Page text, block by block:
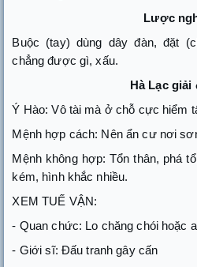
Lược
Buộc (tay) dùng dây đàn, đặt
chẳng được gì, xấu.
Hà Lạc giải
Ý Hào: Vô tài mà ở chỗ cực hiểm
Mệnh hợp cách: Nên ẩn cư nơi
Mệnh không hợp: Tổn thân, phá
kém, hình khắc nhiều.
XEM TUẾ VẬN:
- Quan chức: Lo chăng chói hoặc
- Giới sĩ: Đấu tranh gây cấn